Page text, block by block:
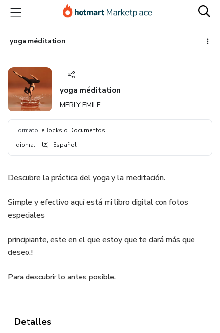
principal
página
de
página
yoga méditation
yoga méditation
MERLY EMILE
Formato: eBooks o Documentos
Idioma: Español
Descubre la práctica del yoga y la meditación.
Simple y efectivo aquí está mi libro digital con fotos
especiales
principiante, este en el que estoy que te dará más que
deseo.!
Para descubrir lo antes posible.
Detalles